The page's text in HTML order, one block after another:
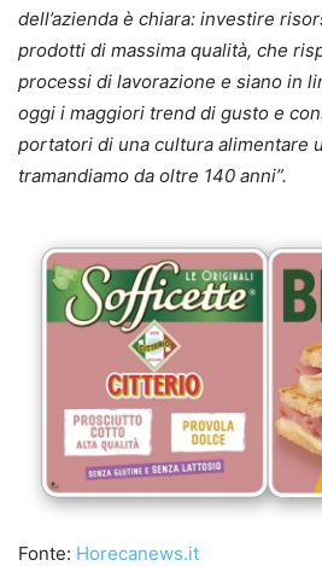
dell’azienda è chiara: investire
prodotti di massima qualità, che
processi di lavorazione e siano in
oggi i maggiori trend di gusto e
portatori di una cultura alimentare
tramandiamo da oltre 140 anni”.
Fonte: Horecanews.it